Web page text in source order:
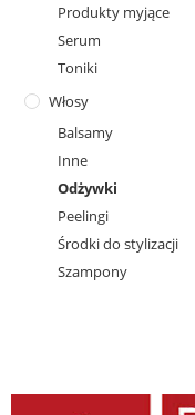
Produkty myjące
Serum
Toniki
Włosy
Balsamy
Inne
Odżywki
Peelingi
Środki do stylizacji
Szampony